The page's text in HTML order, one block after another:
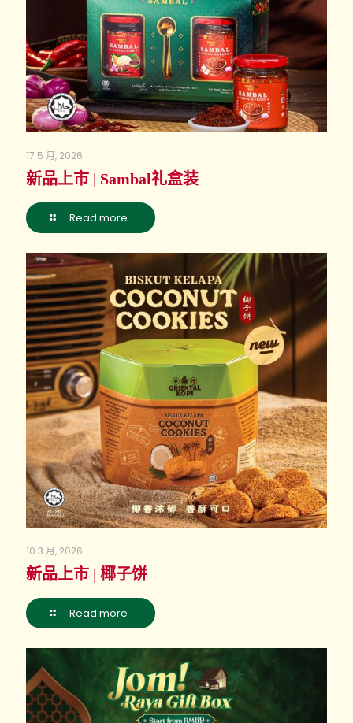
17 5 月, 2026
新品上市 | Sambal礼盒装
Read more
10 3 月, 2026
新品上市 | 椰子饼
Read more